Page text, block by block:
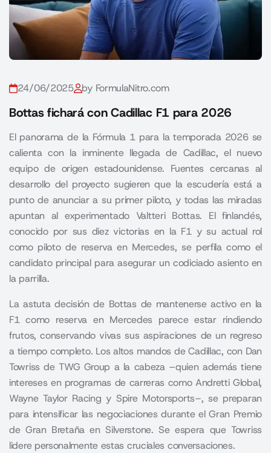
24/06/2025 by FormulaNitro.com
Bottas fichará con Cadillac F1 para 2026
El panorama de la Fórmula 1 para la temporada 2026 se
calienta con la inminente llegada de Cadillac, el nuevo
equipo de origen estadounidense. Fuentes cercanas al
desarrollo del proyecto sugieren que la escudería está a
punto de anunciar a su primer piloto, y todas las miradas
apuntan al experimentado Valtteri Bottas. El finlandés,
conocido por sus diez victorias en la F1 y su actual rol
como piloto de reserva en Mercedes, se perfila como el
candidato principal para asegurar un codiciado asiento en
la parrilla.
La astuta decisión de Bottas de mantenerse activo en la
F1 como reserva en Mercedes parece estar rindiendo
frutos, conservando vivas sus aspiraciones de un regreso
a tiempo completo. Los altos mandos de Cadillac, con Dan
Towriss de TWG Group a la cabeza –quien además tiene
intereses en programas de carreras como Andretti Global,
Wayne Taylor Racing y Spire Motorsports–, se preparan
para intensificar las negociaciones durante el Gran Premio
de Gran Bretaña en Silverstone. Se espera que Towriss
lidere personalmente estas cruciales conversaciones.